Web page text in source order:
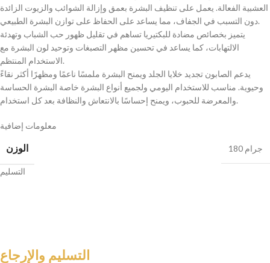
العشبية الفعالة. يعمل على تنظيف البشرة بعمق وإزالة الشوائب والزيوت الزائدة
دون التسبب في الجفاف، مما يساعد على الحفاظ على توازن البشرة الطبيعي.
يتميز بخصائص مضادة للبكتيريا تساهم في تقليل ظهور حب الشباب وتهدئة
الالتهابات، كما يساعد في تحسين مظهر التصبغات وتوحيد لون البشرة مع
الاستخدام المنتظم.
يدعم الصابون تجديد خلايا الجلد ويمنح البشرة ملمسًا ناعمًا ومظهرًا أكثر نقاءً
وحيوية. مناسب للاستخدام اليومي ولجميع أنواع البشرة خاصة البشرة الحساسة
والمعرضة للحبوب، ويمنح إحساسًا بالانتعاش والنظافة بعد كل استخدام.
معلومات إضافية
الوزن 180 جرام
التسليم
التسليم والإرجاع